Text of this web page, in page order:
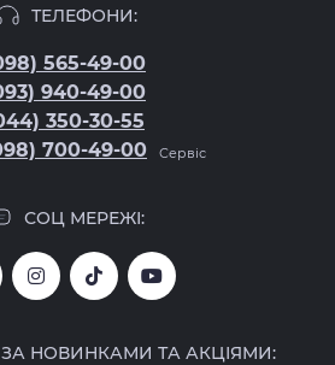
ТЕЛЕФОНИ:
565-49-00
940-49-00
350-30-55
700-49-00
Сервіс
СОЦ МЕРЕЖІ:
ЗА НОВИНКАМИ ТА АКЦІЯМИ: